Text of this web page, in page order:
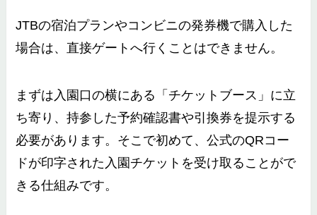
JTBの宿泊プランやコンビニの発券機で購入した
場合は、直接ゲートへ行くことはできません。
まずは入園口の横にある「チケットブース」に立
ち寄り、持参した予約確認書や引換券を提示する
必要があります。そこで初めて、公式のQRコー
ドが印字された入園チケットを受け取ることがで
きる仕組みです。